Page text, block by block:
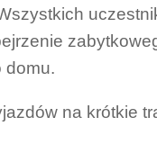
domu.
na krótkie